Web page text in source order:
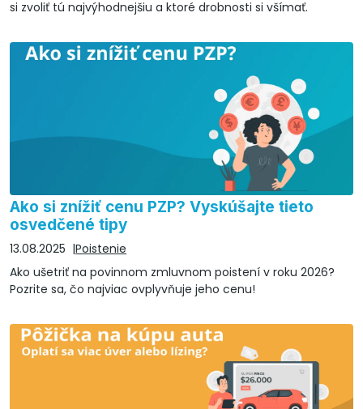
si zvoliť tú najvýhodnejšiu a ktoré drobnosti si všímať.
Ako si znížiť cenu PZP? Vyskúšajte tieto
osvedčené tipy
13.08.2025
Poistenie
Ako ušetriť na povinnom zmluvnom poistení v roku 2026?
Pozrite sa, čo najviac ovplyvňuje jeho cenu!